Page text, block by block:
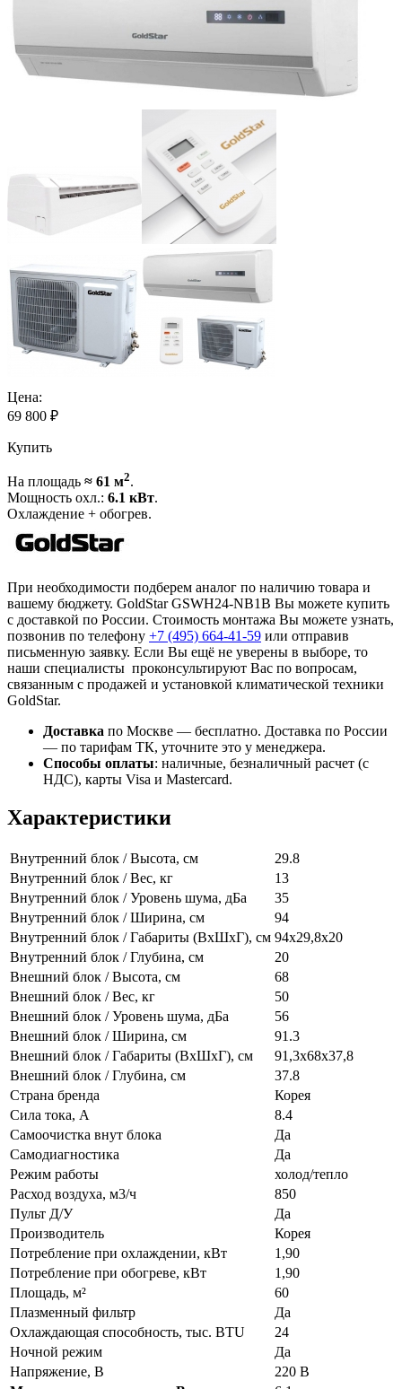
Цена:
69 800 ₽
Купить
На площадь ≈ 61 м2.
Мощность охл.: 6.1 кВт.
Охлаждение + обогрев.
При необходимости подберем аналог по наличию товара и
вашему бюджету. GoldStar GSWH24-NB1B Вы можете купить
с доставкой по России. Стоимость монтажа Вы можете узнать,
позвонив по телефону +7 (495) 664-41-59 или отправив
письменную заявку. Если Вы ещё не уверены в выборе, то
наши специалисты проконсультируют Вас по вопросам,
связанным с продажей и установкой климатической техники
GoldStar.
Доставка по Москве — бесплатно. Доставка по России
— по тарифам ТК, уточните это у менеджера.
Способы оплаты: наличные, безналичный расчет (с
НДС), карты Visa и Mastercard.
Характеристики
Внутренний блок / Высота, см
29.8
Внутренний блок / Вес, кг
13
Внутренний блок / Уровень шума, дБа
35
Внутренний блок / Ширина, см
94
Внутренний блок / Габариты (ВхШхГ), см 94x29,8x20
Внутренний блок / Глубина, см
20
Внешний блок / Высота, см
68
Внешний блок / Вес, кг
50
Внешний блок / Уровень шума, дБа
56
Внешний блок / Ширина, см
91.3
Внешний блок / Габариты (ВхШхГ), см
91,3x68x37,8
Внешний блок / Глубина, см
37.8
Страна бренда
Корея
Сила тока, А
8.4
Самоочистка внут блока
Да
Самодиагностика
Да
Режим работы
холод/тепло
Расход воздуха, м3/ч
850
Пульт Д/У
Да
Производитель
Корея
Потребление при охлаждении, кВт
1,90
Потребление при обогреве, кВт
1,90
Площадь, м²
60
Плазменный фильтр
Да
Охлаждающая способность, тыс. BTU
24
Ночной режим
Да
Напряжение, В
220 В